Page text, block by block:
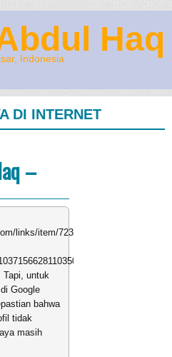
Haq
Indonesia
DI INTERNET
–
links/item/723/Ahmad-
Tapi, untuk
Google
bahwa
tidak
masih